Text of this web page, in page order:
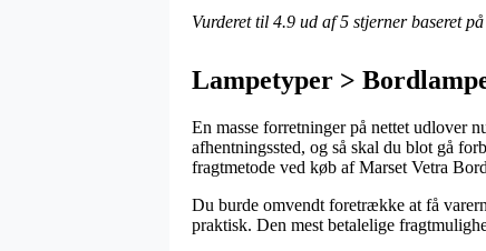
Vurderet til 4.9 ud af 5 stjerner baseret på
Lampetyper >
En masse forretninger på nettet udlover
afhentningssted, og så skal du blot gå
fragtmetode ved køb af Marset Vetra
Du burde omvendt foretrække at få
praktisk. Den mest betalelige